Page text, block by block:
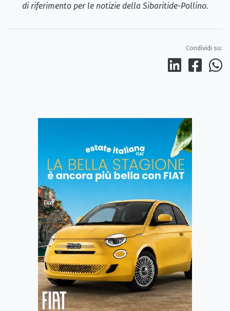
di riferimento per le notizie della Sibaritide-Pollino.
Condividi su: